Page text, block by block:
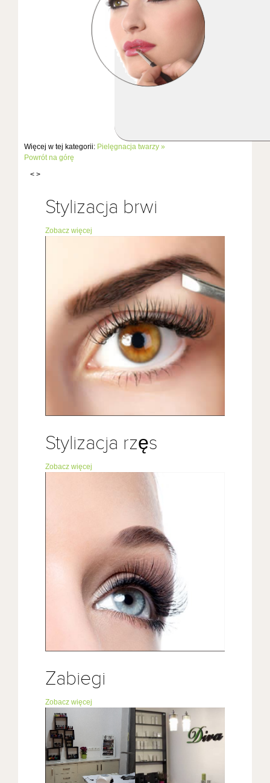
Więcej w tej kategorii: Pielęgnacja twarzy »
Powrót na górę
< >
Stylizacja brwi
Zobacz więcej
Stylizacja rzęs
Zobacz więcej
Zabiegi
Zobacz więcej